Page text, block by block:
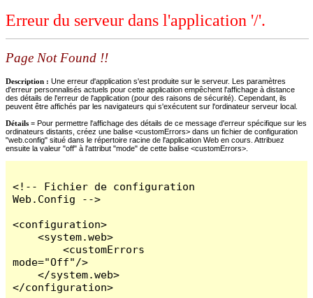
Erreur du serveur dans l'application '/'.
Page Not Found !!
Description : Une erreur d'application s'est produite sur le serveur. Les paramètres
d'erreur personnalisés actuels pour cette application empêchent l'affichage à distance
des détails de l'erreur de l'application (pour des raisons de sécurité). Cependant, ils
peuvent être affichés par les navigateurs qui s'exécutent sur l'ordinateur serveur local.
Détails = Pour permettre l'affichage des détails de ce message d'erreur spécifique sur les
ordinateurs distants, créez une balise <customErrors> dans un fichier de configuration
"web.config" situé dans le répertoire racine de l'application Web en cours. Attribuez
ensuite la valeur "off" à l'attribut "mode" de cette balise <customErrors>.
<!-- Fichier de configuration
Web.Config -->
<configuration>
    <system.web>
        <customErrors
mode="Off"/>
    </system.web>
</configuration>